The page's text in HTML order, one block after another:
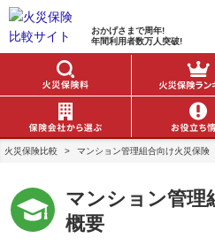
おかげさまで周年!
年間利用者数万人突破!
火災保険比較 > マンション管理組合向け火災保険
マンション管理
概要